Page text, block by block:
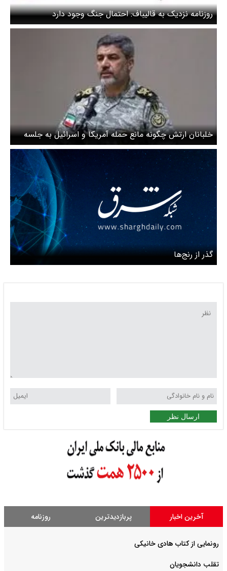
روزنامه نزدیک به قالیباف: احتمال جنگ وجود دارد
خلبانان ارتش چگونه مانع حمله آمریکا و اسرائیل به جلسه
مسئولان عالی‌رتبه نظام در تهران شدند؟
گذر از رنج‌ها
ارسال نظر
آخرین اخبار پربازدیدترین روزنامه
رونمایی از کتاب هادی خانیکی
‌تقلب دانشجویان